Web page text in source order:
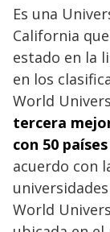
Es una
California
estado en la
en los
World
tercera
con 50 países
acuerdo con
World